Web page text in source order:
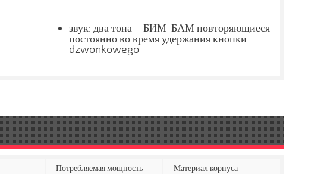
звук: два тона – БИМ-БАМ повторяющиеся
постоянно во время удержания кнопки
dzwonkowego
Потребляемая мощность Материал корпуса